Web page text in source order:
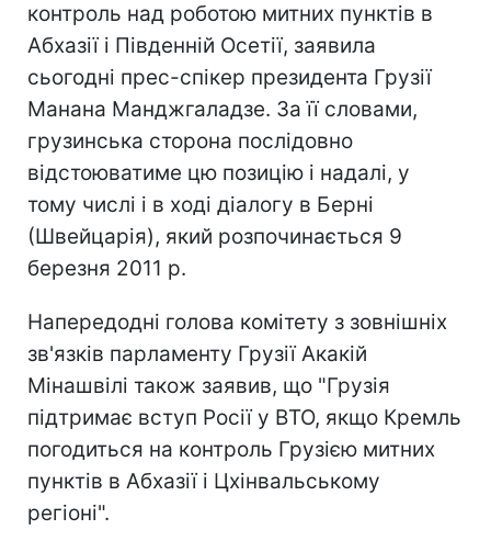
контроль над роботою митних пунктів в
Абхазії і Південній Осетії, заявила
сьогодні прес-спікер президента Грузії
Манана Манджгаладзе. За її словами,
грузинська сторона послідовно
відстоюватиме цю позицію і надалі, у
тому числі і в ході діалогу в Берні
(Швейцарія), який розпочинається 9
березня 2011 р.
Напередодні голова комітету з зовнішніх
зв'язків парламенту Грузії Акакій
Мінашвілі також заявив, що "Грузія
підтримає вступ Росії у ВТО, якщо Кремль
погодиться на контроль Грузією митних
пунктів в Абхазії і Цхінвальському
регіоні".